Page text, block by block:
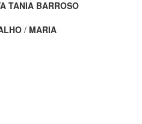
TANIA BARROSO
/ MARIA